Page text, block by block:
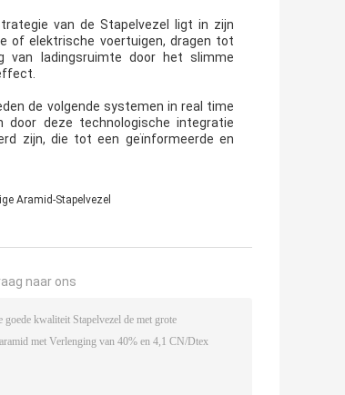
van de Stapelvezel ligt in zijn
of elektrische voertuigen, dragen tot
van ladingsruimte door het slimme
de volgende systemen in real time
door deze technologische integratie
zijn, die tot een geïnformeerde en
Aramid-Stapelvezel
naar ons